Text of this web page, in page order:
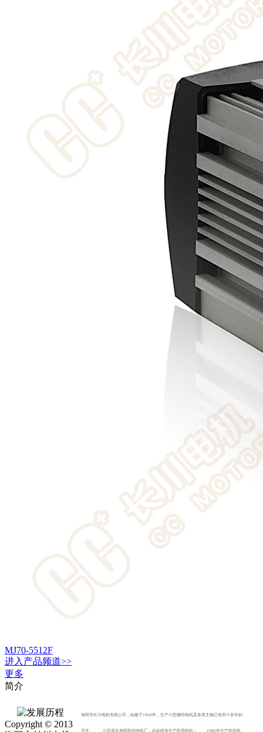
MJ70-5512F
进入 产品频道>>
更多
简介
海阳市长川电机有限公司，始建于1968年，生产小型微特电机及各类主轴已有四十多年的
历史。 公司原名海阳纺织电机厂，起始研发生产民用电机； 1980年生产纺织电
Copyright © 2013